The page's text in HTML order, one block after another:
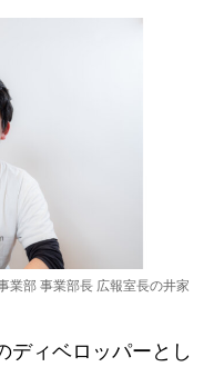
業部 事業部長 広報室長の井家
ディベロッパーとし